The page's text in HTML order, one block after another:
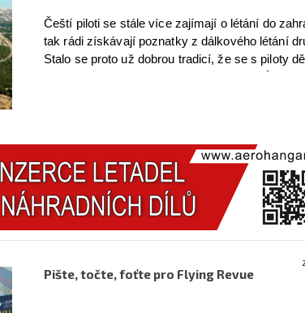
Čeští piloti se stále více zajímají o létání do
tak rádi získávají poznatky z dálkového létání
Stalo se proto už dobrou tradicí, že se s piloty
Pište, točte, foťte pro Flying Revue